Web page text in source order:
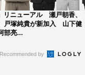
リニューアル 瀬戸朝香、
戸塚純貴が新加入 山下健
部亮...
Recommended by